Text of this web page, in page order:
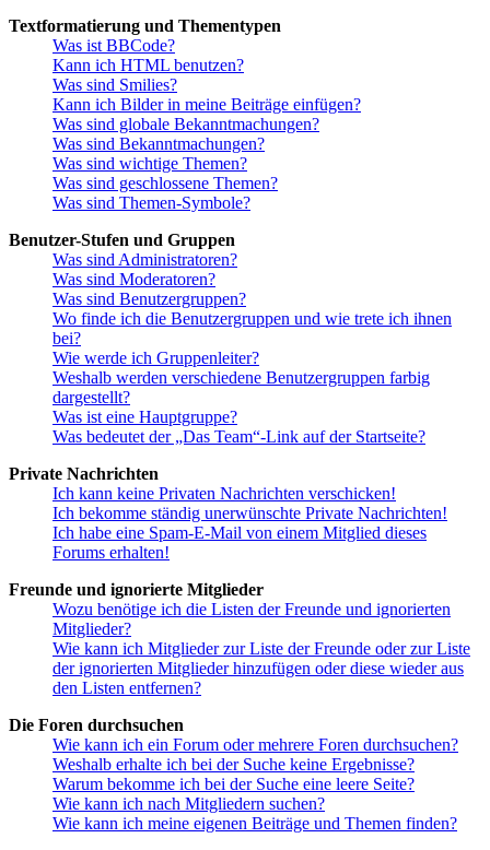
Textformatierung und Thementypen
Was ist BBCode?
Kann ich HTML benutzen?
Was sind Smilies?
Kann ich Bilder in meine Beiträge einfügen?
Was sind globale Bekanntmachungen?
Was sind Bekanntmachungen?
Was sind wichtige Themen?
Was sind geschlossene Themen?
Was sind Themen-Symbole?
Benutzer-Stufen und Gruppen
Was sind Administratoren?
Was sind Moderatoren?
Was sind Benutzergruppen?
Wo finde ich die Benutzergruppen und wie trete ich ihnen
bei?
Wie werde ich Gruppenleiter?
Weshalb werden verschiedene Benutzergruppen farbig
dargestellt?
Was ist eine Hauptgruppe?
Was bedeutet der „Das Team“-Link auf der Startseite?
Private Nachrichten
Ich kann keine Privaten Nachrichten verschicken!
Ich bekomme ständig unerwünschte Private Nachrichten!
Ich habe eine Spam-E-Mail von einem Mitglied dieses
Forums erhalten!
Freunde und ignorierte Mitglieder
Wozu benötige ich die Listen der Freunde und ignorierten
Mitglieder?
Wie kann ich Mitglieder zur Liste der Freunde oder zur Liste
der ignorierten Mitglieder hinzufügen oder diese wieder aus
den Listen entfernen?
Die Foren durchsuchen
Wie kann ich ein Forum oder mehrere Foren durchsuchen?
Weshalb erhalte ich bei der Suche keine Ergebnisse?
Warum bekomme ich bei der Suche eine leere Seite?
Wie kann ich nach Mitgliedern suchen?
Wie kann ich meine eigenen Beiträge und Themen finden?